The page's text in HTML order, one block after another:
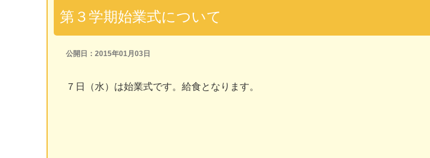
第３学期始業式について
公開日：2015年01月03日
７日（水）は始業式です。給食となります。